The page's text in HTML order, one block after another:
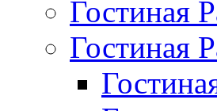
Гостиная
Гостиная